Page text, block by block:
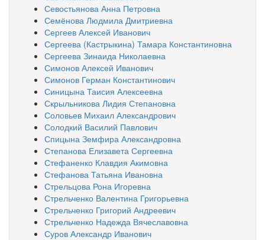
Севостьянова Анна Петровна
Семёнова Людмила Дмитриевна
Сергеев Алексей Иванович
Сергеева (Кастрыкина) Тамара Константиновна
Сергеева Зинаида Николаевна
Симонов Алексей Иванович
Симонов Герман Константинович
Синицына Таисия Алексеевна
Скрыльникова Лидия Степановна
Соловьев Михаил Александрович
Солодкий Василий Павлович
Спицына Земфира Александровна
Степанова Елизавета Сергеевна
Стефаненко Клавдия Акимовна
Стефанова Татьяна Ивановна
Стрельцова Рона Игоревна
Стрельченко Валентина Григорьевна
Стрельченко Григорий Андреевич
Стрельченко Надежда Вячеславовна
Суров Александр Иванович